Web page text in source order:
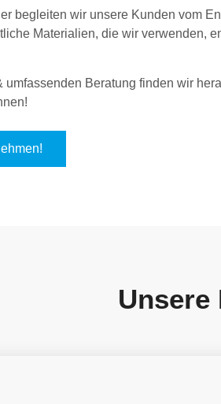
begleiten wir unsere Kunden vom
Materialien, die wir verwenden,
umfassenden Beratung finden wir